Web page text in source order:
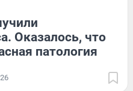
Оказалось, что
патология
26